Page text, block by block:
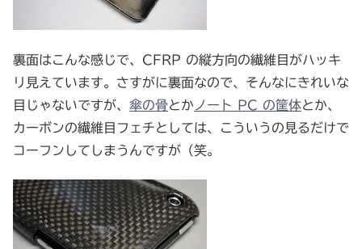
裏面はこんな感じで、CFRP の縦方向の繊維目がハッキ
リ見えています。さすがに裏面なので、そんなにきれいな
目じゃないですが、 傘の骨とか ノート PC の筐体とか、
カーボンの繊維目フェチとしては、こういうの見るだけで
コーフンしてしまうんですが（笑。